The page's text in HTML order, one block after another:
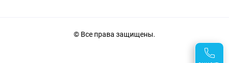
© Все права защищены.